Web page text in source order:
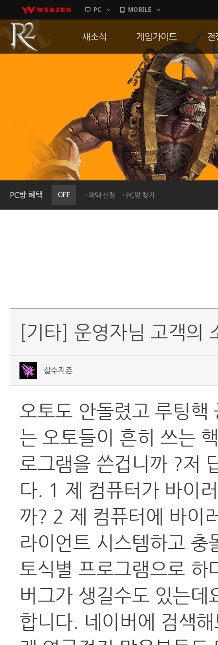
PC MOBILE
PC방 혜택 OFF 혜택 신청 PC방 찾기
새소식
이벤트
히스토리
PC방으로간다
게임가이드
게임 특징
서버가이드
신병훈련소
세부가이드
통합보급센터
전
통
공
[기타] 운영자님 고객의
살수지존
오토도 안돌렸고 루팅핵
는 오토들이 흔히 쓰는
로그램을 쓴겁니까 ?저
다. 1 제 컴퓨터가 바이
까? 2 제 컴퓨터에 바이
라이언트 시스템하고
토식별 프로그램으로 하
버그가 생길수도 있는
합니다. 네이버에 검색